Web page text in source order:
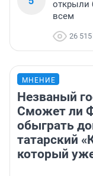
открыли
всем
26 515
МНЕНИЕ
Незваный
Сможет ли
обыграть
татарский
который